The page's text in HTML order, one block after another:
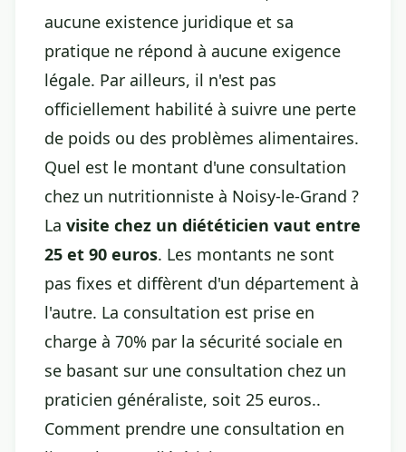
aucune existence juridique et sa
pratique ne répond à aucune exigence
légale. Par ailleurs, il n'est pas
officiellement habilité à suivre une perte
de poids ou des problèmes alimentaires.
Quel est le montant d'une consultation
chez un nutritionniste à Noisy-le-Grand ?
La visite chez un diététicien vaut entre
25 et 90 euros. Les montants ne sont
pas fixes et diffèrent d'un département à
l'autre. La consultation est prise en
charge à 70% par la sécurité sociale en
se basant sur une consultation chez un
praticien généraliste, soit 25 euros..
Comment prendre une consultation en